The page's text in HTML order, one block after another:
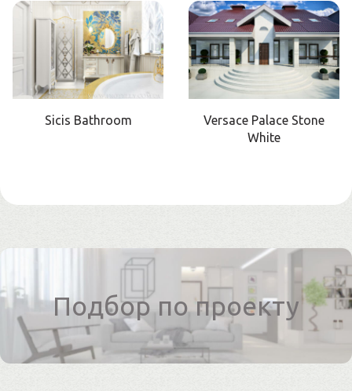
Sicis Bathroom
Versace Palace Stone
White
Подбор по проекту